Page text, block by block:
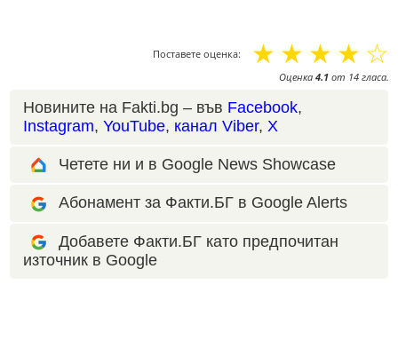
Поставете оценка: ☆
☆
☆
☆
☆
Оценка 4.1 от 14 гласа.
Новините на Fakti.bg – във Facebook,
Instagram, YouTube, канал Viber, X
Четете ни и в Google News Showcase
Абонамент за Факти.БГ в Google Alerts
Добавете Факти.БГ като предпочитан
източник в Google